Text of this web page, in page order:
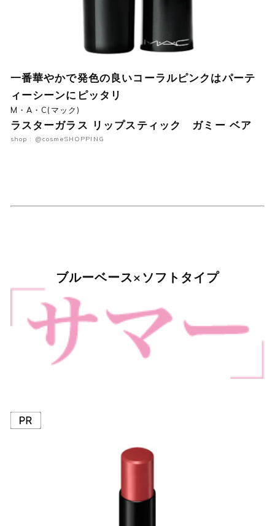
一番華やかで発色の良いコーラルピンクはパーテ
ィーシーンにピッタリ
M・A・C(マック)
ラスターガラス リップスティック ガミー ベア
shop : @cosmeSHOPPING
ブルーベース×ソフトタイプ